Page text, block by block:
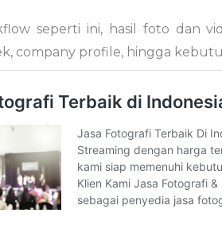
seperti ini, hasil foto dan
company profile, hingga